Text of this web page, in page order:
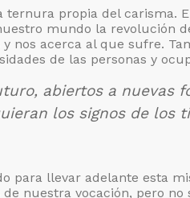
ternura propia del carisma.
mundo la revolución
nos acerca al que sufre.
de las personas y
abiertos a nuevas
los signos de los
para llevar adelante esta
nuestra vocación, pero no